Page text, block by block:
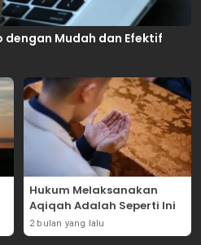
dengan Mudah dan Efektif
Hukum Melaksanakan
Aqiqah Adalah Seperti Ini
2 bulan yang lalu